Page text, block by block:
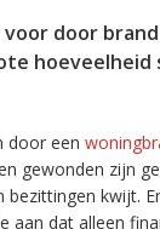
voor door
hoeveelheid
door een
gewonden zijn
bezittingen kwijt.
aan dat alleen